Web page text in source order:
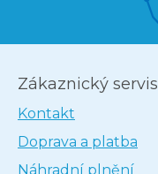
Zákaznický servis
Kontakt
Doprava a platba
Náhradní plnění